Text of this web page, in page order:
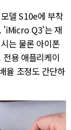
델 S10e에 부착
'iMicro Q3'는 재
는 물론 아이폰
용 애플리케이
율 조정도 간단하